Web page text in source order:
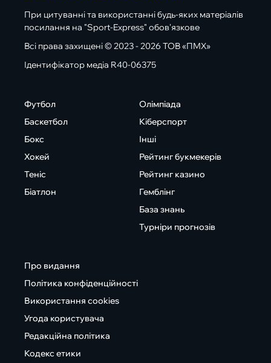
При цитуванні та використанні будь-яких матеріалів
посилання на "Sport-Express" обов'язкове
Всі права захищені © 2023 - 2026 ТОВ «ПМХ»
Ідентифікатор медіа R40-06375
Футбол
Баскетбол
Бокс
Хокей
Теніс
Біатлон
Олімпіада
Кіберспорт
Інші
Рейтинг букмекерів
Рейтинг казино
Гемблінг
База знань
Турніри прогнозів
Про видання
Політика конфіденційності
Використання cookies
Угода користувача
Редакційна політика
Кодекс етики